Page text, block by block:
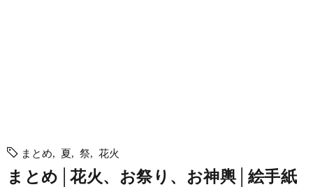
まとめ 夏 祭 花火
まとめ│花火、お祭り、お神輿│絵手紙